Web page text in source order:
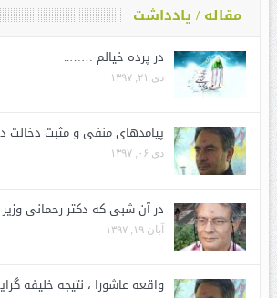
مقاله / یادداشت
در پرده خیالم ……..
دی ۲۱, ۱۳۹۷
پیامدهای منفی و مثبت دخالت
دی ۰۶, ۱۳۹۷
در آن شبی که دکتر رحمانی
آبان ۱۹, ۱۳۹۷
واقعه عاشورا ، نتیجه خلیفه